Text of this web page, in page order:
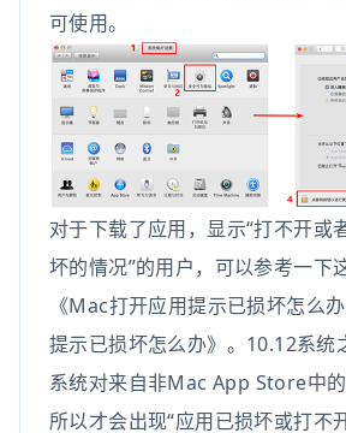
可使用。
对于下载了应用，显示“打不开或
坏的情况”的用户，可以参考一下
《Mac打开应用提示已损坏怎么
提示已损坏怎么办》。10.12系统
系统对来自非Mac App Store中的
所以才会出现“应用已损坏或打不